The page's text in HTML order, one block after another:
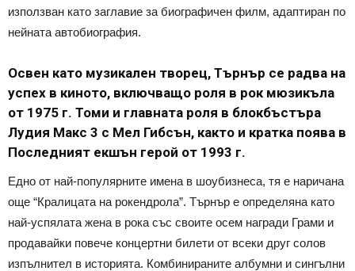
използван като заглавие за биографичен филм, адаптиран по
нейната автобиография.
Освен като музикален творец, Търнър се радва на
успех в киното, включващо роля в рок мюзикъла
от 1975 г. Томи и главната роля в блокбъстъра
Лудия Макс 3 с Мел Гибсън, както и кратка поява в
Последният екшън герой от 1993 г.
Едно от най-популярните имена в шоубизнеса, тя е наричана
още “Кралицата на рокендрола”. Търнър е определяна като
най-успялата жена в рока със своите осем награди Грами и
продавайки повече концертни билети от всеки друг солов
изпълнител в историята. Комбинираните албумни и сингълни